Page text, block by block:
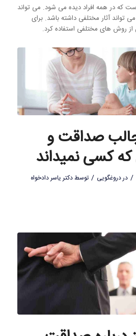
که در همه افراد دیده می شود. می تواند
تواند آثار مختلفی داشته باشد. برای
از روش های مختلفی استفاده کرد.
صداقت و
کسی نمیداند
/ دردروغگویی / توسطدکتر یاسر دادخواه